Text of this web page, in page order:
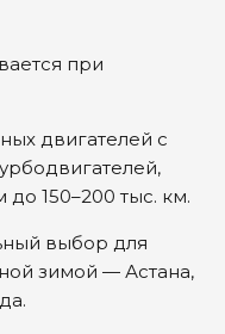
при
двигателей с
150–200 тыс. км.
выбор для
зимой — Астана,